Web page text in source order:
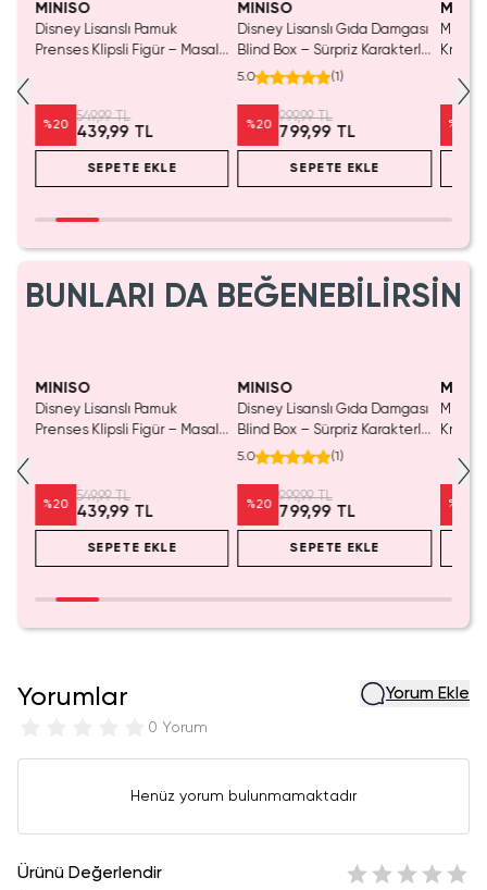
MINISO
Disney Lisanslı Pamuk
Prenses Klipsli Figür – Masalsı
%20
549,99 TL
439,99 TL
SEPETE EKLE
MINISO
Disney Lisanslı Gıda Damgası
Blind Box – Sürpriz Karakterli
Eğlenceli Sunum
5.0 (1)
%20
999,99 TL
799,99 TL
SEPETE EKLE
Miniso
Kristal
%
BUNLARI DA BEĞENEBİLİRSİN
MINISO
Disney Lisanslı Pamuk
Prenses Klipsli Figür – Masalsı
%20
549,99 TL
439,99 TL
SEPETE EKLE
MINISO
Disney Lisanslı Gıda Damgası
Blind Box – Sürpriz Karakterli
Eğlenceli Sunum
5.0 (1)
%20
999,99 TL
799,99 TL
SEPETE EKLE
Miniso
Kristal
%
Yorumlar
0 Yorum
Yorum Ekle
Henüz yorum bulunmamaktadır
Ürünü Değerlendir